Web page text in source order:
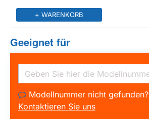
+ WARENKORB
Geeignet für
Modellnummer nicht gefunden?
Kontaktieren Sie uns